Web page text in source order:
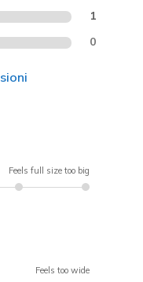
1
0
Feels full size too big
Feels too wide